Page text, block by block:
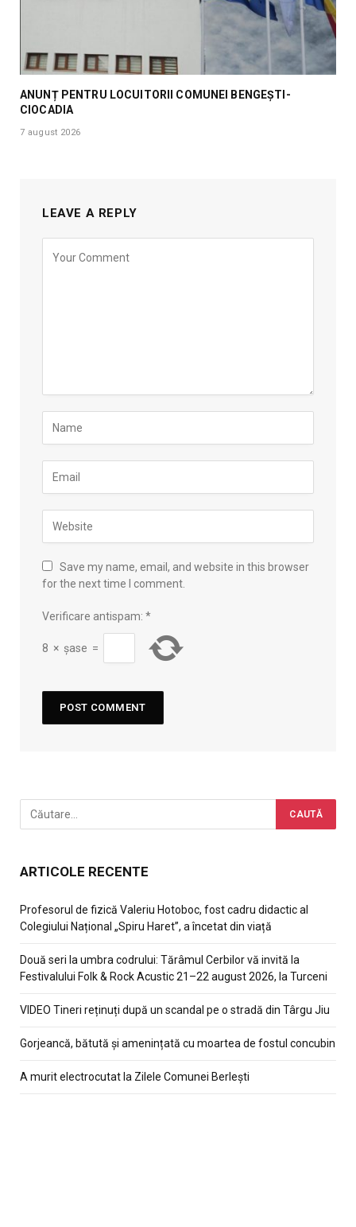
ANUNȚ PENTRU LOCUITORII COMUNEI BENGEȘTI-
CIOCADIA
7 august 2026
LEAVE A REPLY
Save my name, email, and website in this browser
for the next time I comment.
Verificare antispam: *
8 × șase =
ARTICOLE RECENTE
Profesorul de fizică Valeriu Hotoboc, fost cadru didactic al
Colegiului Național „Spiru Haret”, a încetat din viață
Două seri la umbra codrului: Tărâmul Cerbilor vă invită la
Festivalului Folk & Rock Acustic 21–22 august 2026, la Turceni
VIDEO Tineri reținuți după un scandal pe o stradă din Târgu Jiu
Gorjeancă, bătută și amenințată cu moartea de fostul concubin
A murit electrocutat la Zilele Comunei Berlești